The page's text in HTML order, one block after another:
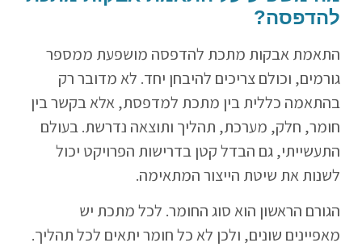
להדפסה?
התאמת אבקות מתכת להדפסה מושפעת ממספר
גורמים, וכולם צריכים להיבחן יחד. לא מדובר רק
בהתאמה כללית בין מתכת למדפסת, אלא בקשר בין
חומר, חלק, מערכת, תהליך ותוצאה נדרשת. בעולם
התעשייתי, גם הבדל קטן בדרישות הפרויקט יכול
לשנות את שיטת הייצור המתאימה.
הגורם הראשון הוא סוג החומר. לכל מתכת יש
מאפיינים שונים, ולכן לא כל חומר יתאים לכל תהליך.